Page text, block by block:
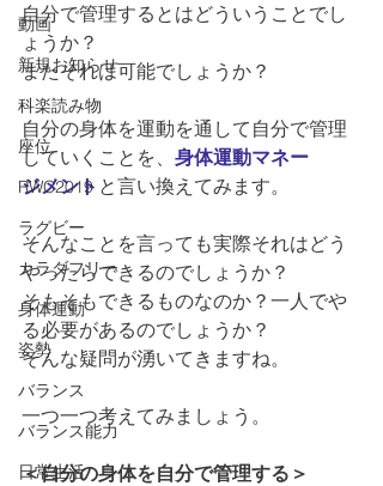
動画
新規お知らせ
科楽読み物
座位
RWC2019
ラグビー
カラダフリー
身体運動
姿勢
バランス
バランス能力
日常生活
自分で管理するとはどういうことでし
ょうか？
またそれは可能でしょうか？
自分の身体を運動を通して自分で管理
していくことを、 身体運動マネー
ジメント と言い換えてみます。
そんなことを言っても実際それはどう
やったらできるのでしょうか？
そもそもできるものなのか？一人でや
る必要があるのでしょうか？
そんな疑問が湧いてきますね。
一つ一つ考えてみましょう。
＜自分の身体を自分で管理する＞